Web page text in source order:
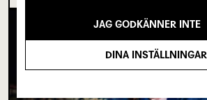
JAG GODKÄNNER INTE
DINA INSTÄLLNINGAR